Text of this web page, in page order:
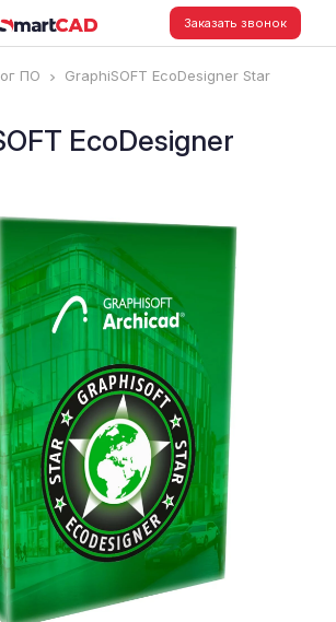
Заказать звонок
ПО GraphiSOFT EcoDesigner Star
EcoDesigner